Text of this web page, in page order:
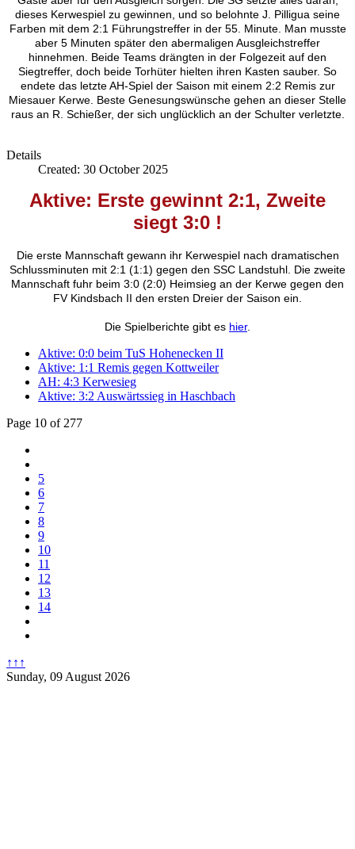
dieses Kerwespiel zu gewinnen, und so belohnte J. Pilligua seine
Farben mit dem 2:1 Führungstreffer in der 55. Minute. Man musste
aber 5 Minuten später den abermaligen Ausgleichstreffer
hinnehmen. Beide Teams drängten in der Folgezeit auf den
Siegtreffer, doch beide Torhüter hielten ihren Kasten sauber. So
endete das letzte AH-Spiel der Saison mit einem 2:2 Remis zur
Miesauer Kerwe. Beste Genesungswünsche gehen an dieser Stelle
raus an R. Schießer, der sich unglücklich an der Schulter verletzte.
Details
Created: 30 October 2025
Aktive: Erste gewinnt 2:1, Zweite
siegt 3:0 !
Die erste Mannschaft gewann ihr Kerwespiel nach dramatischen
Schlussminuten mit 2:1 (1:1) gegen den SSC Landstuhl. Die zweite
Mannschaft fuhr beim 3:0 (2:0) Heimsieg an der Kerwe gegen den
FV Kindsbach II den ersten Dreier der Saison ein.
Die Spielberichte gibt es hier.
Aktive: 0:0 beim TuS Hohenecken II
Aktive: 1:1 Remis gegen Kottweiler
AH: 4:3 Kerwesieg
Aktive: 3:2 Auswärtssieg in Haschbach
Page 10 of 277
5
6
7
8
9
10
11
12
13
14
↑↑↑
Sunday, 09 August 2026